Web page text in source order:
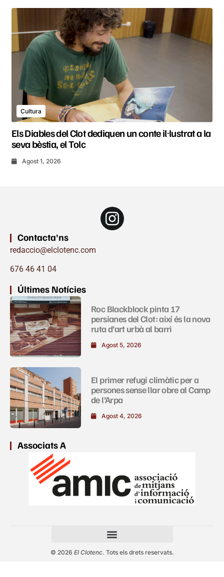
Cultura
Els Diables del Clot dediquen un conte il·lustrat a la
seva bèstia, el Tolc
Agost 1, 2026
Contacta'ns
redaccio@elclotenc.com
676 46 41 04
Últimes Notícies
Roc Blackblock pinta 17
persianes del Clot: així és la nova
ruta d’art urbà al barri
Agost 5, 2026
El primer refugi climàtic per a
persones sense llar obre al Camp
de l’Arpa
Agost 4, 2026
Associats A
© 2026 El Clotenc. Tots els drets reservats.